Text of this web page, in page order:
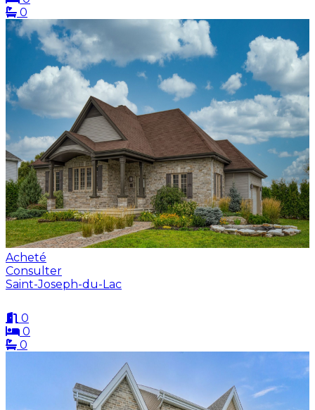
0
Acheté
Consulter
Saint-Joseph-du-Lac
0
0
0